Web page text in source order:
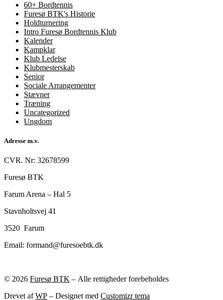
60+ Bordtennis
Furesø BTK's Historie
Holdturnering
Intro Furesø Bordtennis Klub
Kalender
Kampklar
Klub Ledelse
Klubmesterskab
Senior
Sociale Arrangementer
Stævner
Træning
Uncategorized
Ungdom
Adresse m.v.
CVR. Nr: 32678599
Furesø BTK
Farum Arena – Hal 5
Stavnholtsvej 41
3520 Farum
Email: formand@furesoebtk.dk
© 2026 Furesø BTK – Alle rettigheder forebeholdes
Drevet afWP – Designet med Customizr tema